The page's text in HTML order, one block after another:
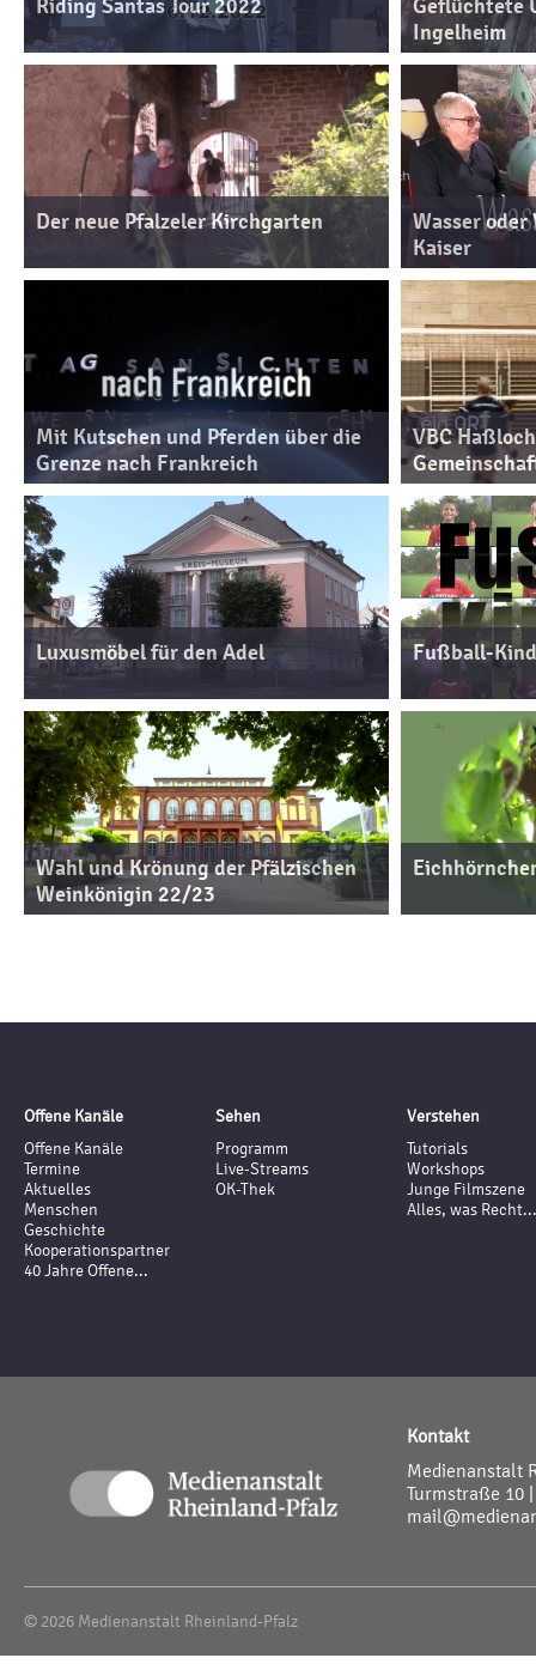
Riding Santas Tour 2022
Geflüchtete
Ingelheim
Der neue Pfalzeler Kirchgarten
Wasser oder
Kaiser
Mit Kutschen und Pferden über die
Grenze nach Frankreich
VBC
Luxusmöbel für den Adel Fußball-
Wahl und Krönung der Pfälzischen
Weinkönigin 22/23
Offene Kanäle
Offene Kanäle
Termine
Aktuelles
Menschen
Geschichte
Kooperationspartner
40 Jahre Offene...
Sehen
Programm
Live-Streams
OK-Thek
Verstehen
Tutorials
Workshops
Junge Filmszene
Alles, was Recht...
Kontakt
Medienanstalt
Turmstraße 10
© 2026 Medienanstalt Rheinland-Pfalz